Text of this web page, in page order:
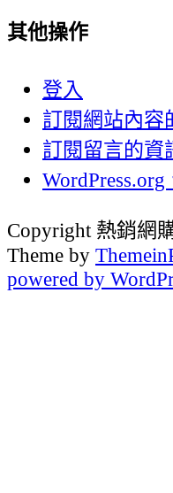
其他操作
登入
訂閱網站內容
訂閱留言的資
Copyright 熱銷網
Theme by
powered by